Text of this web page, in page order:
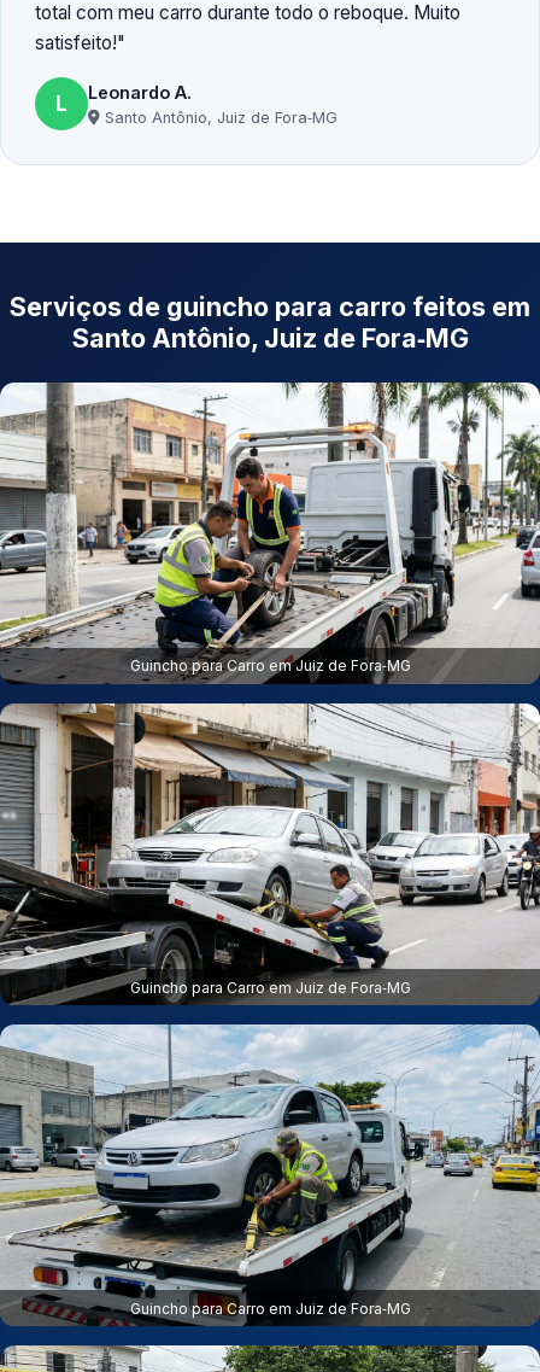
total com meu carro durante todo o reboque. Muito
satisfeito!
L Leonardo A.
Santo Antônio, Juiz de Fora‑MG
Serviços de guincho para carro feitos em
Santo Antônio, Juiz de Fora‑MG
Guincho para Carro em Juiz de Fora‑MG
Guincho para Carro em Juiz de Fora‑MG
Guincho para Carro em Juiz de Fora‑MG